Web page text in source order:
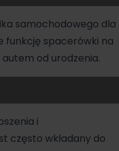
samochodowego dla
funkcję spacerówki na
od urodzenia.
i
często wkładany do